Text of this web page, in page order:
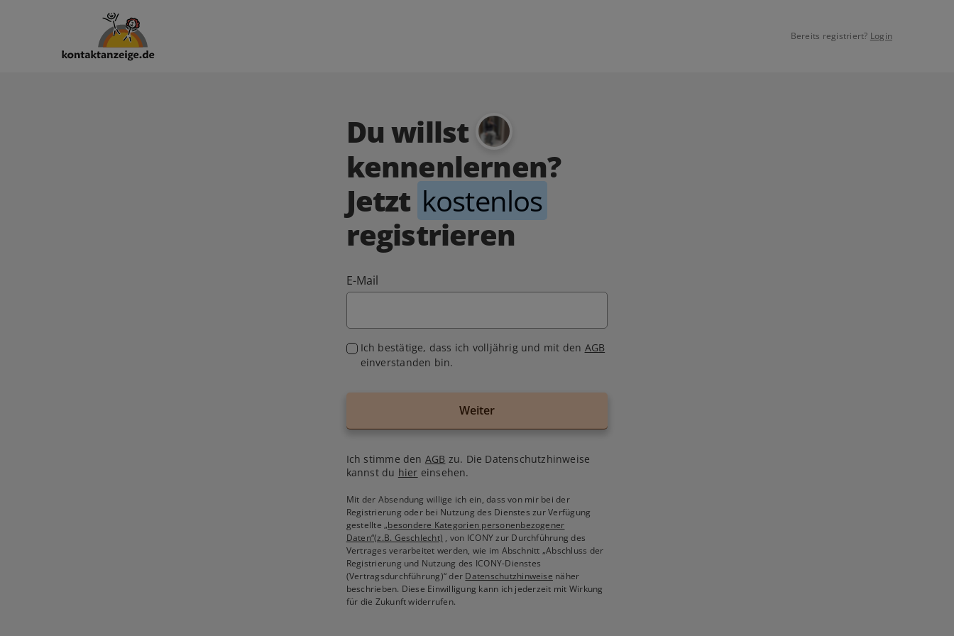
Bereits registriert? Login
Du willst
kennenlernen?
Jetzt kostenlos
registrieren
E-Mail
Ich bestätige, dass ich volljährig und mit den AGB
einverstanden bin.
Weiter
Ich stimme den AGB zu. Die Datenschutzhinweise
kannst du hier einsehen.
Mit der Absendung willige ich ein, dass von mir bei der
Registrierung oder bei Nutzung des Dienstes zur Verfügung
gestellte„besondere Kategorien personenbezogener
Daten“(z.B. Geschlecht) , von ICONY zur Durchführung des
Vertrages verarbeitet werden, wie im Abschnitt „Abschluss der
Registrierung und Nutzung des ICONY-Dienstes
(Vertragsdurchführung)“ der Datenschutzhinweise näher
beschrieben. Diese Einwilligung kann ich jederzeit mit Wirkung
für die Zukunft widerrufen.